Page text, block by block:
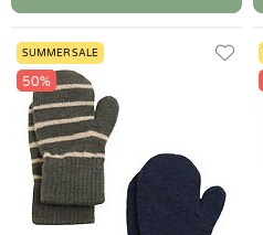
SUMMER SALE
50%